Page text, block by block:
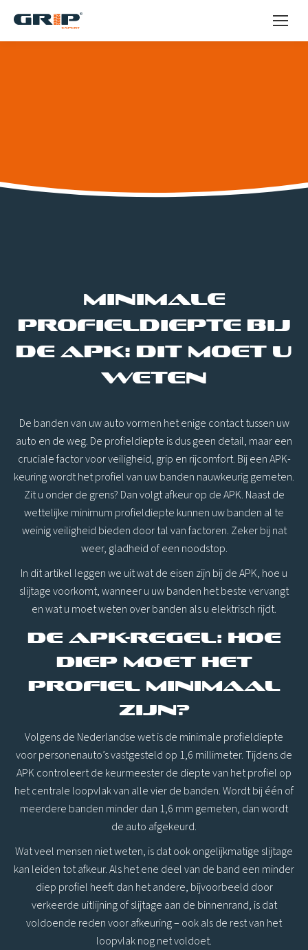
Minimale
profieldiepte bij
de APK: dit moet u
weten
De banden van uw auto vormen het enige contact tussen uw
auto en de weg. De profieldiepte is dus geen detail, maar een
cruciale factor voor veiligheid, grip en rijcomfort. Bij een APK-
keuring wordt het profiel van uw banden nauwkeurig gemeten.
Zit u onder de grens? Dan volgt afkeur op de APK. Naast de
wettelijke minimum profieldiepte kunnen uw banden al te
weinig veiligheid bieden door tal van factoren. Zeker bij nat
weer, gladheid of een noodstop.
In dit artikel leggen we uit wat de eisen zijn bij de APK, hoe u
slijtage voorkomt, wanneer u uw banden het beste vervangt
en wat u moet weten over banden als u elektrisch rijdt.
De APK-regel: hoe
diep moet het
profiel minimaal
zijn?
Volgens de Nederlandse wet is de minimale profieldiepte
voor personenauto’s vastgesteld op 1,6 millimeter. Tijdens de
APK controleert de keurmeester de diepte van het profiel op
het centrale loopvlak van alle vier de banden. Wordt bij één of
meerdere banden minder dan 1,6 mm gemeten, dan wordt
de auto afgekeurd.
Wat veel mensen niet weten, is dat ook ongelijkmatige slijtage
kan leiden tot afkeur. Als het ene deel van de band een minder
diep profiel heeft dan het andere, bijvoorbeeld door
verkeerde uitlijning of slijtage aan de binnenrand, is dat
voldoende reden voor afkeuring – ook als de rest van het
loopvlak nog net voldoet.